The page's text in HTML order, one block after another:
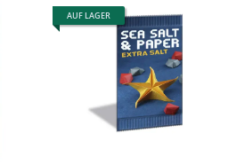
AUF LAGER